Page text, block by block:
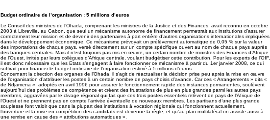
Budget ordinaire de l’organisation : 5 millions d’euros
Le Conseil des ministres de l’Ohada, comprenant les ministres de la Justice et des Finances, avait reconnu en octobre
2003 à Libreville, au Gabon, que seul un mécanisme autonome de financement permettrait aux institutions d’assurer
correctement leur mission et de devenir des partenaires à part entière d’autres organisations internationales impliquées
dans le développement économique. Ce mécanisme prévoyait un prélèvement automatique de 0,05 % sur la valeur
des importations de chaque pays, versé directement sur un compte spécifique ouvert au nom de chaque pays auprès
des banques centrales. Mais il n’est toujours pas mis en œuvre, un certain nombre de ministres des Finances d’Afrique
de l’Ouest, imités par leurs collègues d’Afrique centrale, voulant budgétiser cette contribution. Pour les experts de l’OIF,
il est donc nécessaire que les Etats s’engagent à faire fonctionner ce mécanisme à partir du 1er janvier 2008, ce qui
suffirait pour financer le budget ordinaire de l’organisation estimé à 5 millions d’euros.
Concernant la direction des organes de l’Ohada, il s’agit de réactualiser la décision prise peu après la mise en œuvre
de l’organisation d’attribuer les postes à un certain nombre de pays choisis d’avance. Car ces « Arrangements » dits «
de Ndjamena », adoptés en avril 1996 pour assurer le fonctionnement rapide des instances permanentes, soulèvent
aujourd’hui des problèmes de compétence et créent des frustrations de plus en plus grandes parmi les autres pays
membres, aggravées par le clivage régional qui fait que ces trois postes essentiels relèvent de pays de l’Afrique de
l’Ouest et ne prennent pas en compte l’arrivée éventuelle de nouveaux membres. Les partisans d’une plus grande
souplesse font valoir que dans la plupart des institutions à vocation régionale qui fonctionnent actuellement,
l’ouverture et la mise en compétition des candidats est devenue la règle, et qu’au plan multilatéral on assiste aussi à
une remise en cause des « attributions automatiques ».